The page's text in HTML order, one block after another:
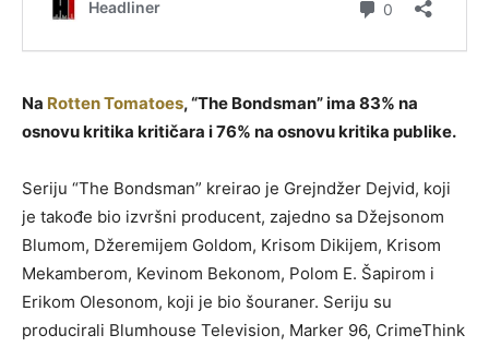
Na Rotten Tomatoes, “The Bondsman” ima 83% na
osnovu kritika kritičara i 76% na osnovu kritika publike.
Seriju “The Bondsman” kreirao je Grejndžer Dejvid, koji
je takođe bio izvršni producent, zajedno sa Džejsonom
Blumom, Džeremijem Goldom, Krisom Dikijem, Krisom
Mekamberom, Kevinom Bekonom, Polom E. Šapirom i
Erikom Olesonom, koji je bio šouraner. Seriju su
producirali Blumhouse Television, Marker 96, CrimeThink